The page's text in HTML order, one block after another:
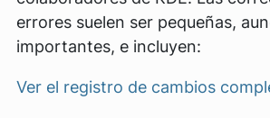
errores suelen ser pequeñas,
importantes, e incluyen:
Ver el registro de cambios